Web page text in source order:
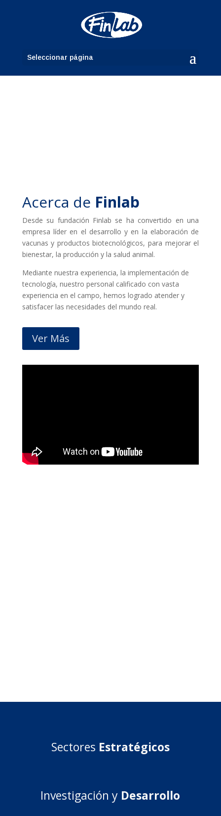
Seleccionar página
Acerca de Finlab
Desde su fundación Finlab se ha convertido en una
empresa líder en el desarrollo y en la elaboración de
vacunas y productos biotecnológicos, para mejorar el
bienestar, la producción y la salud animal.
Mediante nuestra experiencia, la implementación de
tecnología, nuestro personal calificado con vasta
experiencia en el campo, hemos logrado atender y
satisfacer las necesidades del mundo real.
Ver Más
Sectores Estratégicos
Investigación y Desarrollo